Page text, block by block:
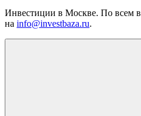
Инвестиции в Москве. По всем
на info@investbaza.ru.